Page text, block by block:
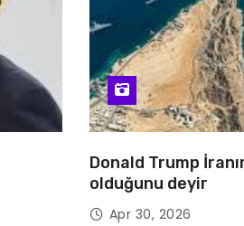
Donald Trump
olduğunu deyir
Apr 30, 2026